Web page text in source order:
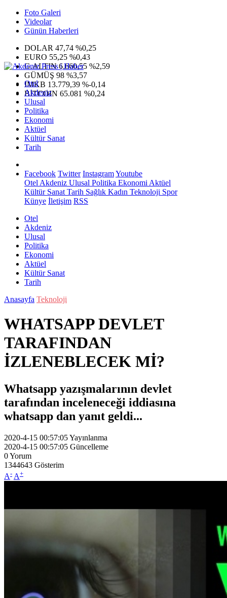
Foto Galeri
Videolar
Günün Haberleri
DOLAR 47,74 %0,25
EURO 55,25 %0,43
G.ALTIN6.660,55 %2,59
GÜMÜŞ 98 %3,57
IMKB 13.779,39 %-0,14
BITCOIN 65.081 %0,24
Otel
Akdeniz
Ulusal
Politika
Ekonomi
Aktüel
Kültür Sanat
Tarih
Facebook Twitter InstagramYoutube
Otel Akdeniz Ulusal Politika Ekonomi Aktüel
Kültür Sanat Tarih Sağlık Kadın Teknoloji Spor
Künye İletişim RSS
Otel
Akdeniz
Ulusal
Politika
Ekonomi
Aktüel
Kültür Sanat
Tarih
Anasayfa Teknoloji
WHATSAPP DEVLET
TARAFINDAN
İZLENEBLECEK Mİ?
Whatsapp yazışmalarının devlet
tarafından inceleneceği iddiasına
whatsapp dan yanıt geldi...
2020-4-15 00:57:05Yayınlanma
2020-4-15 00:57:05 Güncelleme
0Yorum
1344643 Gösterim
A- A+